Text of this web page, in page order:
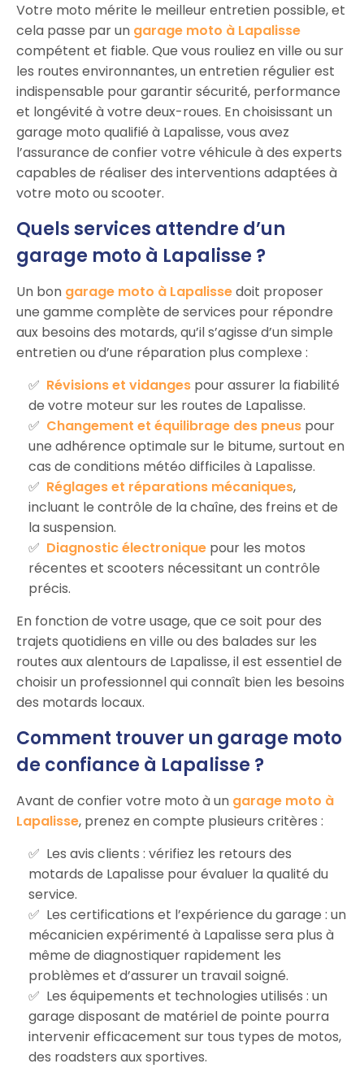
Votre moto mérite le meilleur entretien possible, et
cela passe par un garage moto à Lapalisse
compétent et fiable. Que vous rouliez en ville ou sur
les routes environnantes, un entretien régulier est
indispensable pour garantir sécurité, performance
et longévité à votre deux-roues. En choisissant un
garage moto qualifié à Lapalisse, vous avez
l’assurance de confier votre véhicule à des experts
capables de réaliser des interventions adaptées à
votre moto ou scooter.
Quels services attendre d’un
garage moto à Lapalisse ?
Un bon garage moto à Lapalissedoit proposer
une gamme complète de services pour répondre
aux besoins des motards, qu’il s’agisse d’un simple
entretien ou d’une réparation plus complexe :
Révisions et vidanges pour assurer la fiabilité
de votre moteur sur les routes de Lapalisse.
Changement et équilibrage des pneus pour
une adhérence optimale sur le bitume, surtout en
cas de conditions météo difficiles à Lapalisse.
Réglages et réparations mécaniques,
incluant le contrôle de la chaîne, des freins et de
la suspension.
Diagnostic électronique pour les motos
récentes et scooters nécessitant un contrôle
précis.
En fonction de votre usage, que ce soit pour des
trajets quotidiens en ville ou des balades sur les
routes aux alentours de Lapalisse, il est essentiel de
choisir un professionnel qui connaît bien les besoins
des motards locaux.
Comment trouver un garage moto
de confiance à Lapalisse ?
Avant de confier votre moto à un garage moto à
Lapalisse, prenez en compte plusieurs critères :
Les avis clients : vérifiez les retours des
motards de Lapalisse pour évaluer la qualité du
service.
Les certifications et l’expérience du garage : un
mécanicien expérimenté à Lapalisse sera plus à
même de diagnostiquer rapidement les
problèmes et d’assurer un travail soigné.
Les équipements et technologies utilisés : un
garage disposant de matériel de pointe pourra
intervenir efficacement sur tous types de motos,
des roadsters aux sportives.